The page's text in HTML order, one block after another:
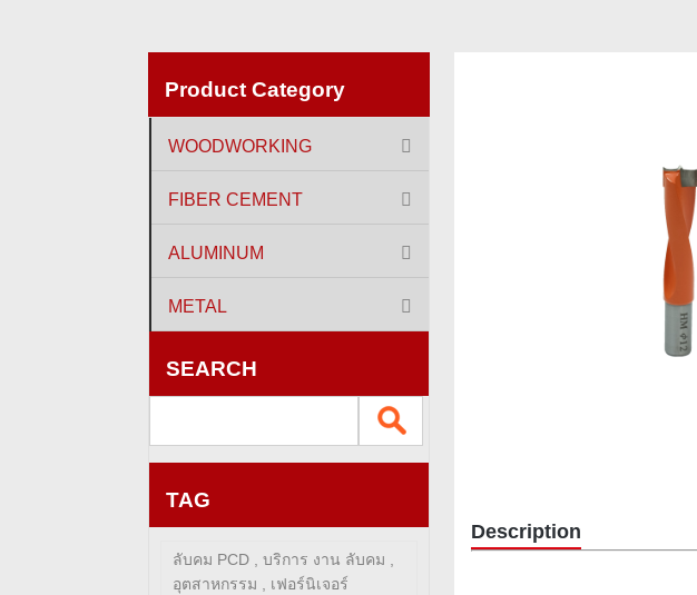
Product Category
WOODWORKING
FIBER CEMENT
ALUMINUM
METAL
SEARCH
TAG
ลับคม PCD , บริการ งาน ลับคม ,
อุตสาหกรรม , เฟอร์นิเจอร์
Description